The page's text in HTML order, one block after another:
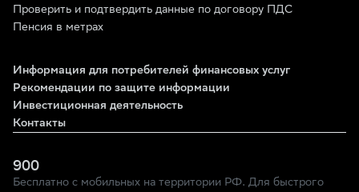
Проверить и подтвердить данные по договору ПДС
Пенсия в метрах
Информация для потребителей финансовых услуг
Рекомендации по защите информации
Инвестиционная деятельность
Контакты
900
Бесплатно с мобильных на территории РФ. Для быстрого